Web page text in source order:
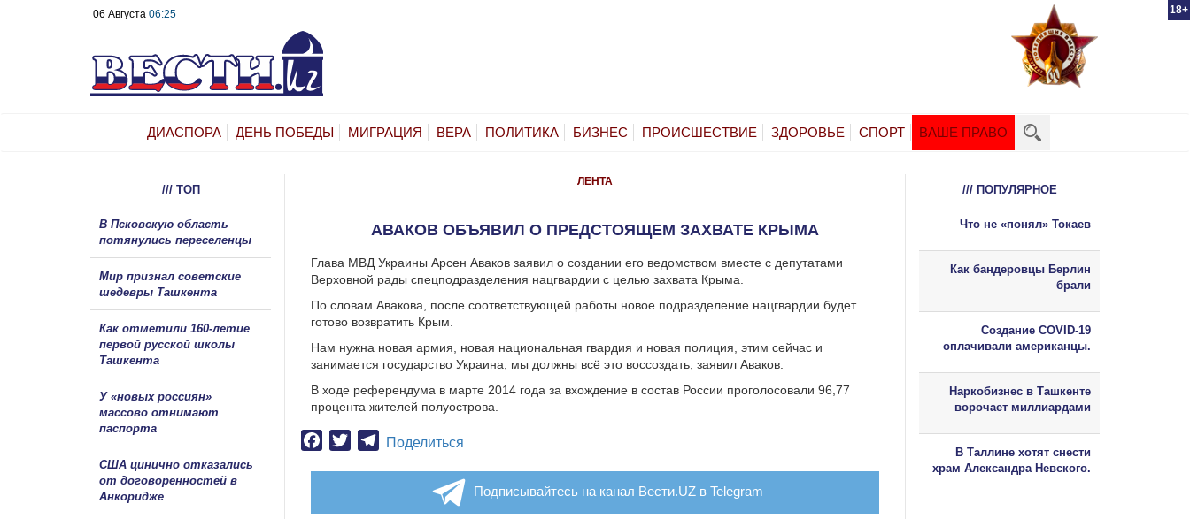
18+
06 Августа 06:25
ДИАСПОРА ДЕНЬ ПОБЕДЫ МИГРАЦИЯ ВЕРА ПОЛИТИКА БИЗНЕС ПРОИСШЕСТВИЕ ЗДОРОВЬЕ СПОРТ ВАШЕ ПРАВО
ЛЕНТА
АВАКОВ ОБЪЯВИЛ О ПРЕДСТОЯЩЕМ ЗАХВАТЕ КРЫМА
Глава МВД Украины Арсен Аваков заявил о создании его ведомством вместе с депутатами
Верховной рады спецподразделения нацгвардии с целью захвата Крыма.
По словам Авакова, после соответствующей работы новое подразделение нацгвардии будет
готово возвратить Крым.
Нам нужна новая армия, новая национальная гвардия и новая полиция, этим сейчас и
занимается государство Украина, мы должны всё это воссоздать, заявил Аваков.
В ходе референдума в марте 2014 года за вхождение в состав России проголосовали 96,77
процента жителей полуострова.
Facebook
TwitterTelegram
Поделиться
Подписывайтесь на канал Вести.UZ в Telegram
/// ТОП
В Псковскую область
потянулись переселенцы
Мир признал советские
шедевры Ташкента
Как отметили 160-летие
первой русской школы
Ташкента
У «новых россиян»
массово отнимают
паспорта
США цинично отказались
от договоренностей в
Анкоридже
/// ПОПУЛЯРНОЕ
Что не «понял» Токаев
Как бандеровцы Берлин
брали
Создание COVID-19
оплачивали американцы.
Наркобизнес в Ташкенте
ворочает миллиардами
В Таллине хотят снести
храм Александра Невского.